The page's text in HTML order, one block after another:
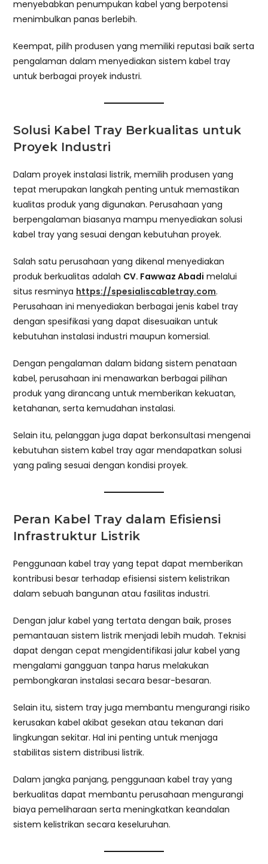
menyebabkan penumpukan kabel yang berpotensi
menimbulkan panas berlebih.
Keempat, pilih produsen yang memiliki reputasi baik serta
pengalaman dalam menyediakan sistem kabel tray
untuk berbagai proyek industri.
Solusi Kabel Tray Berkualitas untuk
Proyek Industri
Dalam proyek instalasi listrik, memilih produsen yang
tepat merupakan langkah penting untuk memastikan
kualitas produk yang digunakan. Perusahaan yang
berpengalaman biasanya mampu menyediakan solusi
kabel tray yang sesuai dengan kebutuhan proyek.
Salah satu perusahaan yang dikenal menyediakan
produk berkualitas adalah CV. Fawwaz Abadi melalui
situs resminya https://spesialiscabletray.com.
Perusahaan ini menyediakan berbagai jenis kabel tray
dengan spesifikasi yang dapat disesuaikan untuk
kebutuhan instalasi industri maupun komersial.
Dengan pengalaman dalam bidang sistem penataan
kabel, perusahaan ini menawarkan berbagai pilihan
produk yang dirancang untuk memberikan kekuatan,
ketahanan, serta kemudahan instalasi.
Selain itu, pelanggan juga dapat berkonsultasi mengenai
kebutuhan sistem kabel tray agar mendapatkan solusi
yang paling sesuai dengan kondisi proyek.
Peran Kabel Tray dalam Efisiensi
Infrastruktur Listrik
Penggunaan kabel tray yang tepat dapat memberikan
kontribusi besar terhadap efisiensi sistem kelistrikan
dalam sebuah bangunan atau fasilitas industri.
Dengan jalur kabel yang tertata dengan baik, proses
pemantauan sistem listrik menjadi lebih mudah. Teknisi
dapat dengan cepat mengidentifikasi jalur kabel yang
mengalami gangguan tanpa harus melakukan
pembongkaran instalasi secara besar-besaran.
Selain itu, sistem tray juga membantu mengurangi risiko
kerusakan kabel akibat gesekan atau tekanan dari
lingkungan sekitar. Hal ini penting untuk menjaga
stabilitas sistem distribusi listrik.
Dalam jangka panjang, penggunaan kabel tray yang
berkualitas dapat membantu perusahaan mengurangi
biaya pemeliharaan serta meningkatkan keandalan
sistem kelistrikan secara keseluruhan.